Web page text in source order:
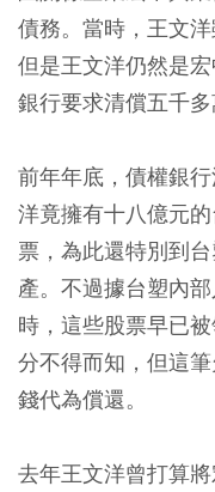
債務。當時，王文
但是王文洋仍然是
銀行要求清償五千多
前年年底，債權銀
洋竟擁有十八億元
票，為此還特別到
產。不過據台塑內
時，這些股票早已
分不得而知，但這
錢代為償還。
去年王文洋曾打算